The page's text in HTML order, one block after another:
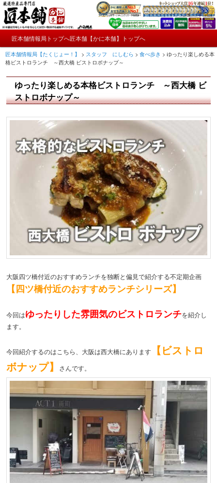
メ
イ
ン
ン
テ
ン
匠本舗情報局【たくじょー！】
かにやおせちについてのおもしろ情報や興味深い記事をお届けします。
ン
メ
メ
イ
ン
コ
ン
匠本舗情報局トップへ匠本舗【かに本舗】トップへ
匠本舗情報局【たくじょー！】 > スタッフ にしむら >食べ歩き >ゆったり楽しめる本
格ビストロランチ ～西大橋 ビストロボナップ～
ゆったり楽しめる本格ビストロランチ ～西大橋 ビ
ストロボナップ～
大阪四ツ橋付近のおすすめランチを独断と偏見で紹介する不定期企画
【四ツ橋付近のおすすめランチシリーズ】
今回はゆったりした雰囲気のビストロランチを紹介し
ます。
今回紹介するのはこちら、大阪は西大橋にあります
【ビストロ
ボナップ】
さんです。